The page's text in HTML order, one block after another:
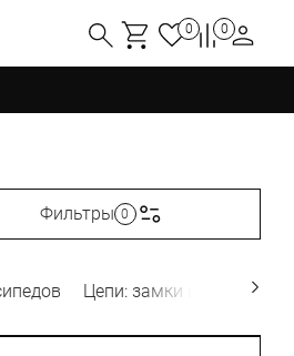
0 0
Фильтры 0
Цепи: замки и пины